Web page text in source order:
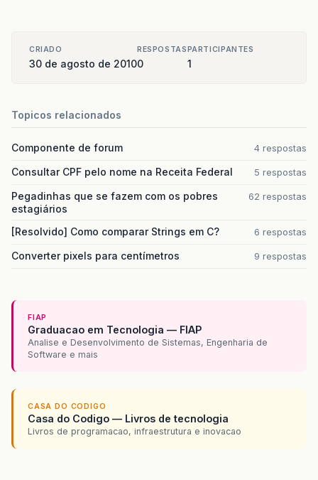
CRIADO
30 de agosto de 2010
RESPOSTAS
0
PARTICIPANTES
1
Topicos relacionados
Componente de forum 4 respostas
Consultar CPF pelo nome na Receita Federal 5 respostas
Pegadinhas que se fazem com os pobres
estagiários
62 respostas
[Resolvido] Como comparar Strings em C? 6 respostas
Converter pixels para centímetros 9 respostas
FIAP
Graduacao em Tecnologia — FIAP
Analise e Desenvolvimento de Sistemas, Engenharia de
Software e mais
CASA DO CODIGO
Casa do Codigo — Livros de tecnologia
Livros de programacao, infraestrutura e inovacao